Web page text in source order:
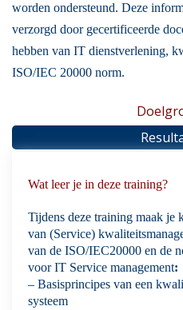
worden ondersteund. Deze
verzorgd door gecertificeerde
hebben van IT dienstverlening,
ISO/IEC 20000 norm.
Wat leer je in deze training?
Tijdens deze training maak je
van (Service)
van de ISO/IEC20000 en de
voor IT Service management:
– Basisprincipes van een
systeem